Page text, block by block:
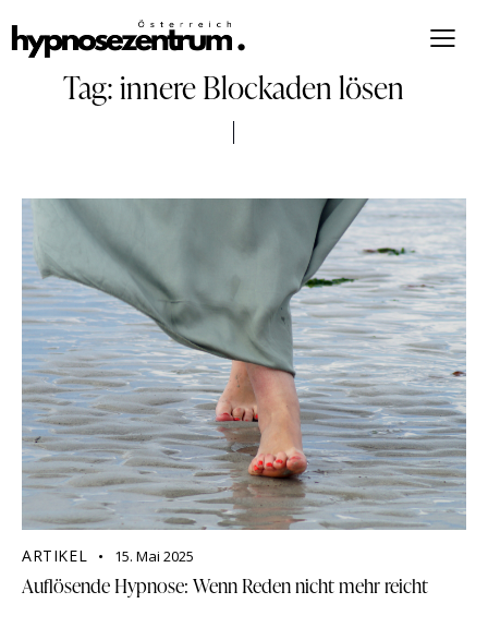
Tag: innere Blockaden lösen
ARTIKEL 15. Mai 2025
Auflösende Hypnose: Wenn Reden nicht mehr reicht